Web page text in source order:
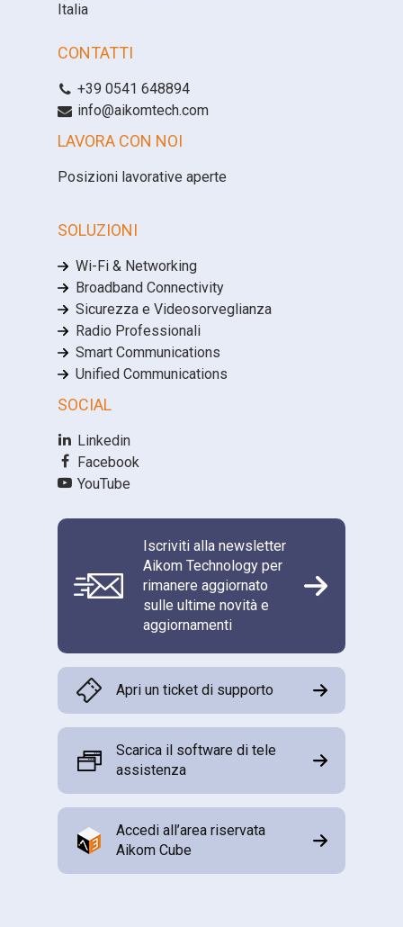
Italia
CONTATTI
+39 0541 648894
info@aikomtech.com
LAVORA CON NOI
Posizioni lavorative aperte
SOLUZIONI
Wi-Fi & Networking
Broadband Connectivity
Sicurezza e Videosorveglianza
Radio Professionali
Smart Communications
Unified Communications
SOCIAL
Linkedin
Facebook
YouTube
Iscriviti alla newsletter
Aikom Technology per
rimanere aggiornato
sulle ultime novità e
aggiornamenti
Apri un ticket di supporto
Scarica il software di tele
assistenza
Accedi all’area riservata
Aikom Cube